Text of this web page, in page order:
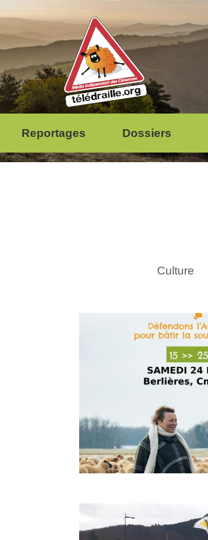
Reportages Dossiers
Culture